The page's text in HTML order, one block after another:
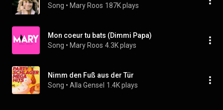
Song • Mary Roos 187K plays
Mon coeur tu bats (Dimmi Papa)
Song • Mary Roos 4.3K plays
Nimm den Fuß aus der Tür
Song • Alla Gensel 1.4K plays